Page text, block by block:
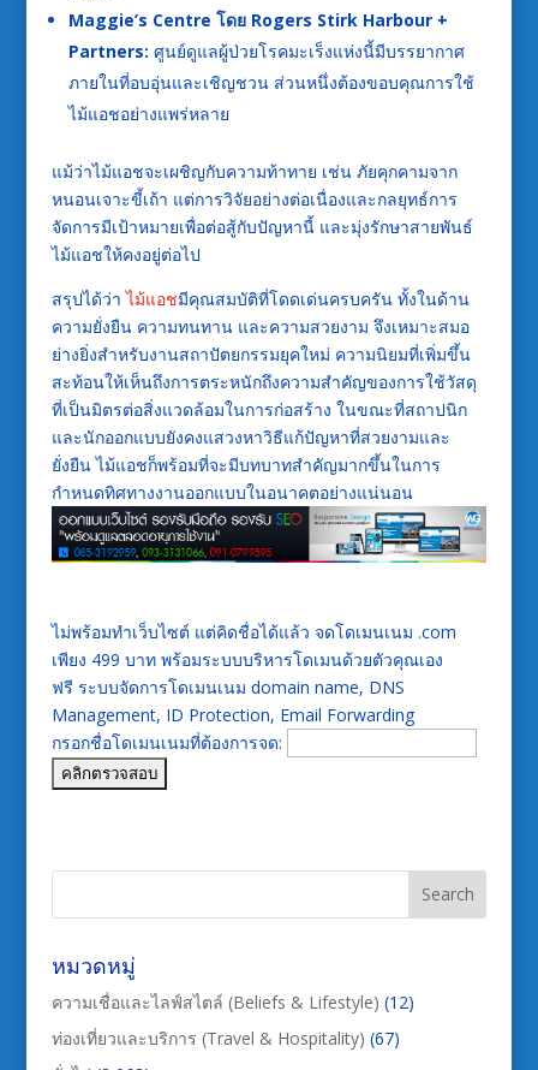
Maggie’s Centre โดย Rogers Stirk Harbour +
Partners: ศูนย์ดูแลผู้ป่วยโรคมะเร็งแห่งนี้มีบรรยากาศ
ภายในที่อบอุ่นและเชิญชวน ส่วนหนึ่งต้องขอบคุณการใช้
ไม้แอชอย่างแพร่หลาย
แม้ว่าไม้แอชจะเผชิญกับความท้าทาย เช่น ภัยคุกคามจาก
หนอนเจาะขี้เถ้า แต่การวิจัยอย่างต่อเนื่องและกลยุทธ์การ
จัดการมีเป้าหมายเพื่อต่อสู้กับปัญหานี้ และมุ่งรักษาสายพันธ์
ไม้แอชให้คงอยู่ต่อไป
สรุปได้ว่าไม้แอชมีคุณสมบัติที่โดดเด่นครบครัน ทั้งในด้าน
ความยั่งยืน ความทนทาน และความสวยงาม จึงเหมาะสมอ
ย่างยิ่งสำหรับงานสถาปัตยกรรมยุคใหม่ ความนิยมที่เพิ่มขึ้น
สะท้อนให้เห็นถึงการตระหนักถึงความสำคัญของการใช้วัสดุ
ที่เป็นมิตรต่อสิ่งแวดล้อมในการก่อสร้าง ในขณะที่สถาปนิก
และนักออกแบบยังคงแสวงหาวิธีแก้ปัญหาที่สวยงามและ
ยั่งยืน ไม้แอชก็พร้อมที่จะมีบทบาทสำคัญมากขึ้นในการ
กำหนดทิศทางงานออกแบบในอนาคตอย่างแน่นอน
ไม่พร้อมทำเว็บไซต์ แต่คิดชื่อได้แล้ว จดโดเมนเนม .com
เพียง 499 บาท พร้อมระบบบริหารโดเมนด้วยตัวคุณเอง
ฟรี ระบบจัดการโดเมนเนม domain name, DNS
Management, ID Protection, Email Forwarding
กรอกชื่อโดเมนเนมที่ต้องการจด:
หมวดหมู่
ความเชื่อและไลฟ์สไตล์ (Beliefs & Lifestyle) (12)
ท่องเที่ยวและบริการ (Travel & Hospitality) (67)